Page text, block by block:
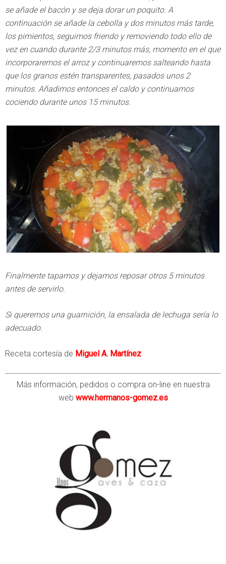
se añade el bacón y se deja dorar un poquito. A
continuación se añade la cebolla y dos minutos más tarde,
los pimientos, seguimos friendo y removiendo todo ello de
vez en cuando durante 2/3 minutos más, momento en el que
incorporaremos el arroz y continuaremos salteando hasta
que los granos estén transparentes, pasados unos 2
minutos. Añadimos entonces el caldo y continuamos
cociendo durante unos 15 minutos.
Finalmente tapamos y dejamos reposar otros 5 minutos
antes de servirlo.
Si queremos una guarnición, la ensalada de lechuga sería lo
adecuado.
Receta cortesía de Miguel A. Martínez
Más información, pedidos o compra on-line en nuestra
web www.hermanos-gomez.es